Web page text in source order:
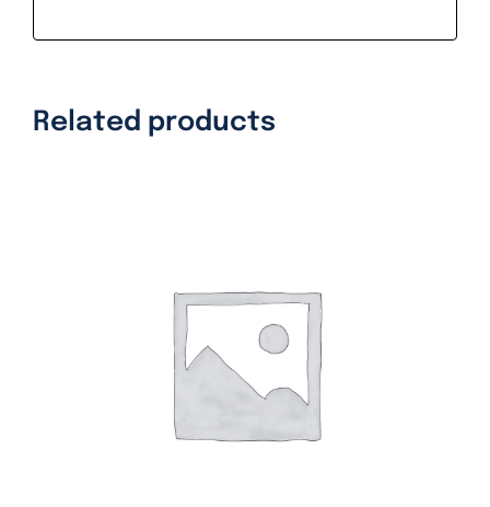
Related products